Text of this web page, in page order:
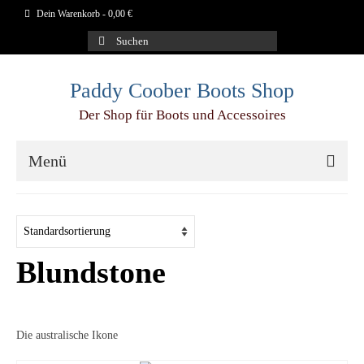
Dein Warenkorb - 0,00 €
Suchen
nach:
Paddy Coober Boots Shop
Der Shop für Boots und Accessoires
Menü
Aigle
Blundstone
Duckfeet
Blundstone
Die australische Ikone